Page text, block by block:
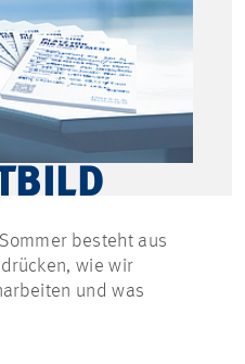
besteht aus
wie wir
und was